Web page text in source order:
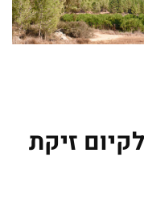
זיקת